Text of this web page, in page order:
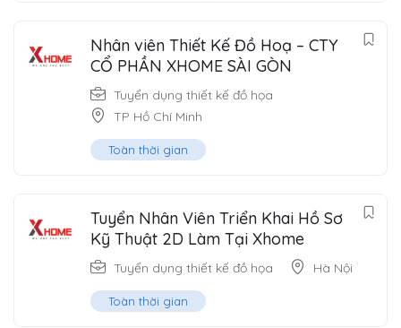
Nhân viên Thiết Kế Đồ Hoạ – CTY
CỔ PHẦN XHOME SÀI GÒN
Tuyển dụng thiết kế đồ họa
TP Hồ Chí Minh
Toàn thời gian
Tuyển Nhân Viên Triển Khai Hồ Sơ
Kỹ Thuật 2D Làm Tại Xhome
Tuyển dụng thiết kế đồ họa Hà Nội
Toàn thời gian